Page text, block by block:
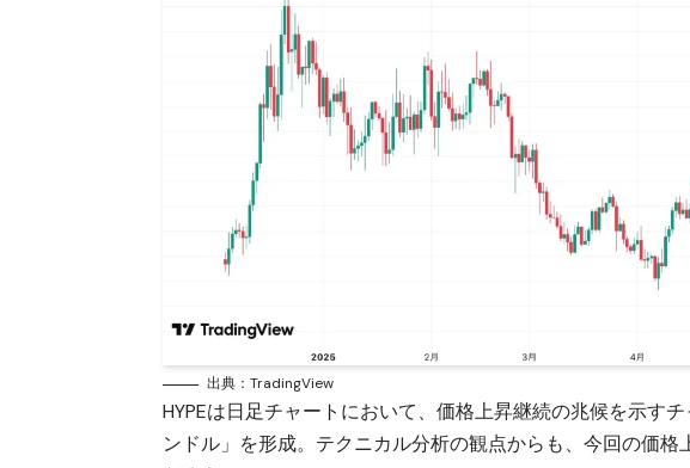
出典：TradingView
HYPEは日足チャートにおいて、価格上昇継続の兆候を示す
ンドル」を形成。テクニカル分析の観点からも、今回の価